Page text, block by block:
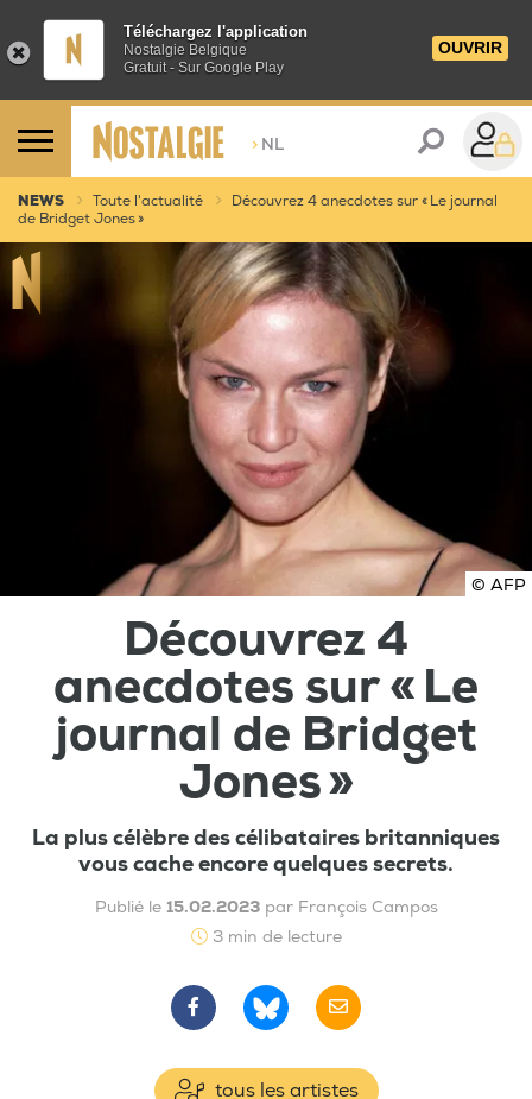
Téléchargez l'application
Nostalgie Belgique
Gratuit - Sur Google Play
OUVRIR
> NL
NEWS Toute l'actualité
Découvrez 4 anecdotes sur « Le journal
de Bridget Jones »
© AFP
Découvrez 4
anecdotes sur « Le
journal de Bridget
Jones »
La plus célèbre des célibataires britanniques
vous cache encore quelques secrets.
Publié le 15.02.2023 par François Campos
3 min de lecture
tous les artistes